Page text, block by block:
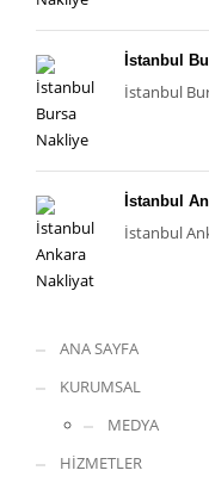
İstanbul
İstanbul
İstanbul
İstanbul
ANA SAYFA
KURUMSAL
MEDYA
HİZMETLER